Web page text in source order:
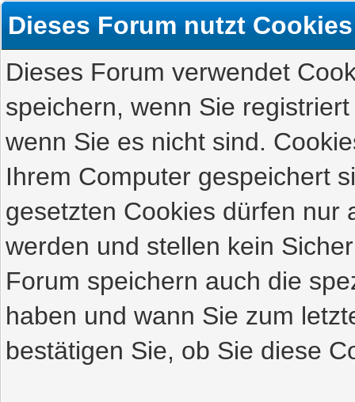
Dieses Forum nutzt Cookies
Dieses Forum verwendet
speichern, wenn Sie
wenn Sie es nicht sind.
Ihrem Computer gespeichert
gesetzten Cookies dürfen nur
werden und stellen kein
Forum speichern auch die
haben und wann Sie zum
bestätigen Sie, ob Sie diese